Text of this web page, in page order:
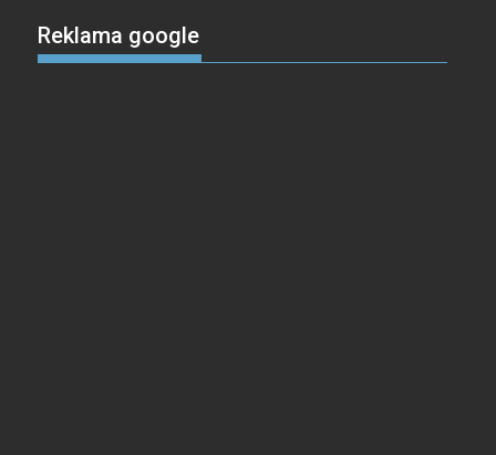
Reklama google